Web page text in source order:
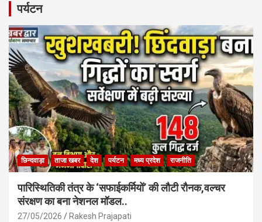
b
o
o
k
A
p
p
पर्यटन
छिन्दवाड़ा ताजा खबर देश पर्यटन मध्य प्रदेश राजनीति
पारिस्थितिकी तंत्र के ‘सफाईकर्मियों’ की लौटी रौनक,वल्चर
संरक्षण का बना नेशनल मॉडल..
27/05/2026 Rakesh Prajapati